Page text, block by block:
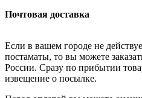
Почтовая доставка
Если в вашем городе не
постаматы, то вы можете
России. Сразу по прибытии
извещение о посылке.